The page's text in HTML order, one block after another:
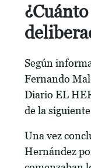
Según
Fernando
Diario EL
de la
Una vez
Hernández